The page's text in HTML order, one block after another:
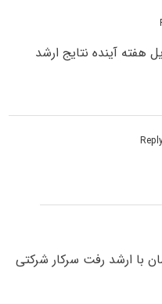
هفته آینده نتایج ارشد
با ارشد رفت سرکار شرکتی